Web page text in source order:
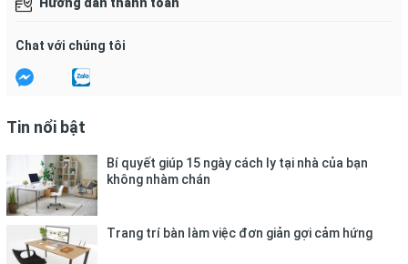
Hướng dẫn thanh toán
Chat với chúng tôi
Tin nổi bật
Bí quyết giúp 15 ngày cách ly tại nhà của bạn
không nhàm chán
Trang trí bàn làm việc đơn giản gợi cảm hứng